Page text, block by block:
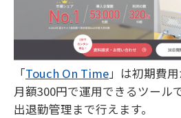
「Touch On Time」は初期費
月額300円で運用できるツール
出退勤管理まで行えます。